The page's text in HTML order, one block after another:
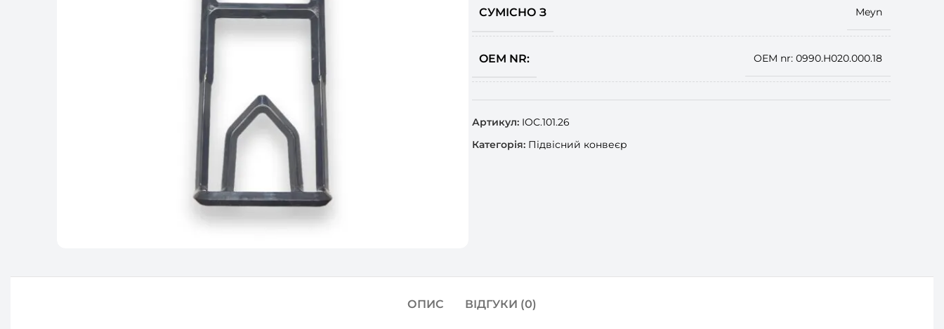
СУМІСНО З Meyn
OEM NR: OEM nr: 0990.H020.000.18
Артикул: IOC.101.26
Категорія: Підвісний конвеєр
ОПИС ВІДГУКИ (0)